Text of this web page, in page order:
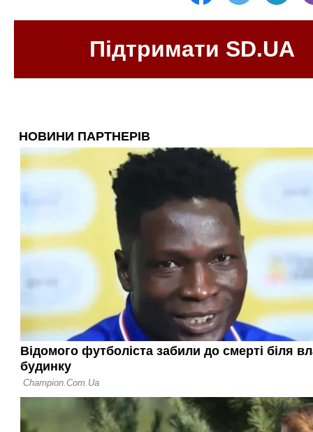
Підтримати SD.UA